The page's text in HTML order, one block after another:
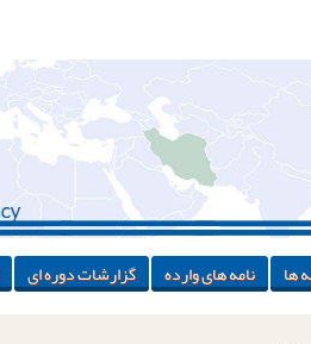
ها نامه های وارده گزارشات دوره ای